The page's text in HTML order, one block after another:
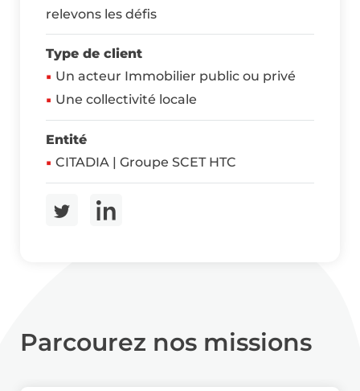
relevons les défis
Type de client
Un acteur Immobilier public ou privé
Une collectivité locale
Entité
CITADIA | Groupe SCET HTC
Parcourez nos missions